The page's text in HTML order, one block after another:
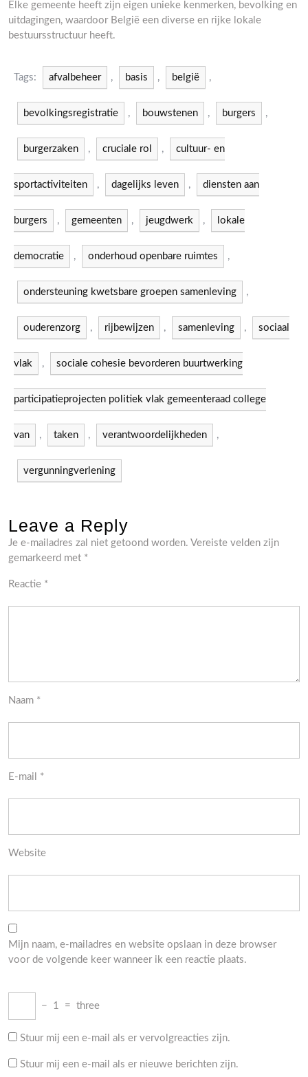
Elke gemeente heeft zijn eigen unieke kenmerken, bevolking en
uitdagingen, waardoor België een diverse en rijke lokale
bestuursstructuur heeft.
Tags: afvalbeheer , basis , belgië ,
bevolkingsregistratie , bouwstenen , burgers ,
burgerzaken , cruciale rol , cultuur- en
sportactiviteiten , dagelijks leven , diensten aan
burgers , gemeenten , jeugdwerk , lokale
democratie , onderhoud openbare ruimtes ,
ondersteuning kwetsbare groepen samenleving ,
ouderenzorg , rijbewijzen , samenleving , sociaal
vlak , sociale cohesie bevorderen buurtwerking
participatieprojecten politiek vlak gemeenteraad college
van , taken , verantwoordelijkheden ,
vergunningverlening
Leave a Reply
Je e-mailadres zal niet getoond worden. Vereiste velden zijn
gemarkeerd met *
Reactie *
Naam *
E-mail *
Website
Mijn naam, e-mailadres en website opslaan in deze browser
voor de volgende keer wanneer ik een reactie plaats.
− 1 = three
Stuur mij een e-mail als er vervolgreacties zijn.
Stuur mij een e-mail als er nieuwe berichten zijn.